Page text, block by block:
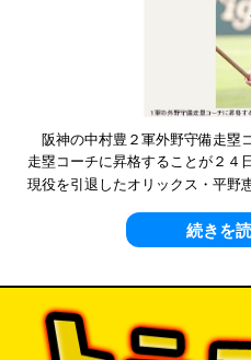
阪神の中村豊２軍外野守備走塁
走塁コーチに昇格することが２４
現役を引退したオリックス・平野
続きを